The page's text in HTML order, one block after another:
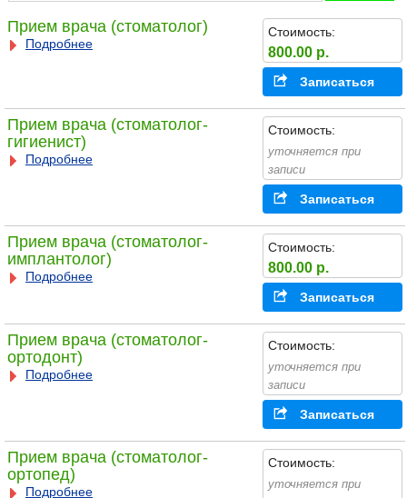
Прием врача (стоматолог)
Подробнее
Стоимость:
800.00 р.
Записаться
Прием врача (стоматолог-
гигиенист)
Подробнее
Стоимость:
уточняется при
записи
Записаться
Прием врача (стоматолог-
имплантолог)
Подробнее
Стоимость:
800.00 р.
Записаться
Прием врача (стоматолог-
ортодонт)
Подробнее
Стоимость:
уточняется при
записи
Записаться
Прием врача (стоматолог-
ортопед)
Подробнее
Стоимость:
уточняется при